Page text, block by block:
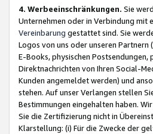
4. Werbeeinschränkungen. Sie
Unternehmen oder in Verbindung mit
Vereinbarung gestattet sind. Sie
Logos von uns oder unseren
E-Books, physischen
Direktnachrichten von Ihren Social-
Kunden angemeldet werden) und
stehen. Auf unser Verlangen stellen
Bestimmungen eingehalten haben.
Sie die Zertifizierung nicht in
Klarstellung: (i) Für die Zwecke der